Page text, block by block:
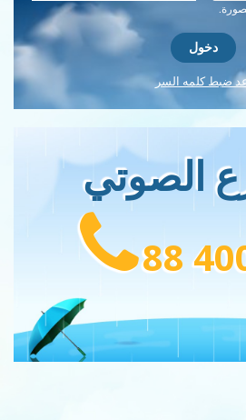
ضبط كلمه السر
الصوتي
88